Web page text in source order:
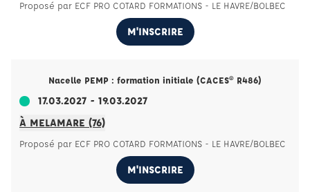
Proposé par ECF PRO COTARD FORMATIONS - LE HAVRE/BOLBEC
M'INSCRIRE
Nacelle PEMP : formation initiale (CACES® R486)
17.03.2027 - 19.03.2027
À MELAMARE (76)
Proposé par ECF PRO COTARD FORMATIONS - LE HAVRE/BOLBEC
M'INSCRIRE